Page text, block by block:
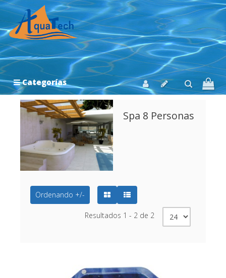
Categorías
Spa 8 Personas
Ordenando +/-
Resultados 1 - 2 de 2